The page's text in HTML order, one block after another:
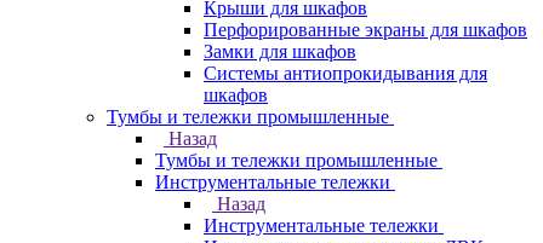
Крыши для шкафов
Перфорированные экраны для шкафов
Замки для шкафов
Системы антиопрокидывания для
шкафов
Тумбы и тележки промышленные
Назад
Тумбы и тележки промышленные
Инструментальные тележки
Назад
Инструментальные тележки